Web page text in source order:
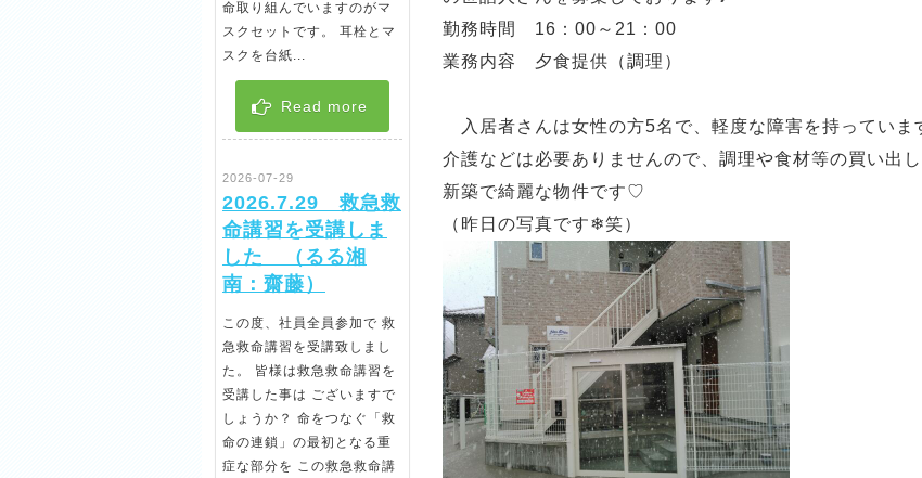
勤務時間 16：00～21：00
業務内容 夕食提供（調理）
入居者さんは女性の方5名で、軽度な障害を持っていま
介護などは必要ありませんので、調理や食材等の買い出
新築で綺麗な物件です♡
（昨日の写真です❄笑）
命取り組んでいますのがマ
スクセットです。 耳栓とマ
スクを台紙...
Read more
2026-07-29
2026.7.29 救急救
命講習を受講しま
した （るる湘
南：齋藤）
この度、社員全員参加で 救
急救命講習を受講致しまし
た。 皆様は救急救命講習を
受講した事は ございますで
しょうか？ 命をつなぐ「救
命の連鎖」の最初となる重
症な部分を この救急救命講